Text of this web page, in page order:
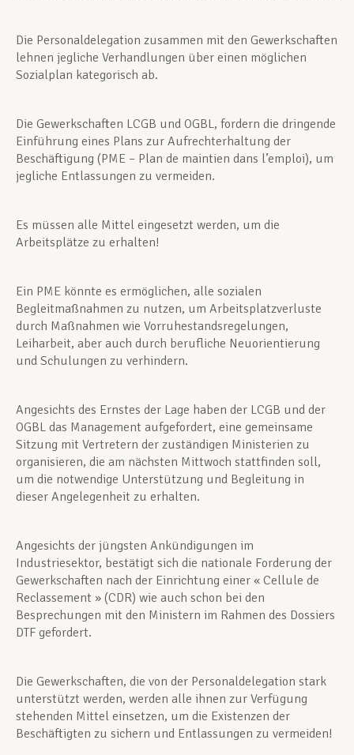
Die Personaldelegation zusammen mit den Gewerkschaften
lehnen jegliche Verhandlungen über einen möglichen
Sozialplan kategorisch ab.
Die Gewerkschaften LCGB und OGBL, fordern die dringende
Einführung eines Plans zur Aufrechterhaltung der
Beschäftigung (PME – Plan de maintien dans l’emploi), um
jegliche Entlassungen zu vermeiden.
Es müssen alle Mittel eingesetzt werden, um die
Arbeitsplätze zu erhalten!
Ein PME könnte es ermöglichen, alle sozialen
Begleitmaßnahmen zu nutzen, um Arbeitsplatzverluste
durch Maßnahmen wie Vorruhestandsregelungen,
Leiharbeit, aber auch durch berufliche Neuorientierung
und Schulungen zu verhindern.
Angesichts des Ernstes der Lage haben der LCGB und der
OGBL das Management aufgefordert, eine gemeinsame
Sitzung mit Vertretern der zuständigen Ministerien zu
organisieren, die am nächsten Mittwoch stattfinden soll,
um die notwendige Unterstützung und Begleitung in
dieser Angelegenheit zu erhalten.
Angesichts der jüngsten Ankündigungen im
Industriesektor, bestätigt sich die nationale Forderung der
Gewerkschaften nach der Einrichtung einer « Cellule de
Reclassement » (CDR) wie auch schon bei den
Besprechungen mit den Ministern im Rahmen des Dossiers
DTF gefordert.
Die Gewerkschaften, die von der Personaldelegation stark
unterstützt werden, werden alle ihnen zur Verfügung
stehenden Mittel einsetzen, um die Existenzen der
Beschäftigten zu sichern und Entlassungen zu vermeiden!